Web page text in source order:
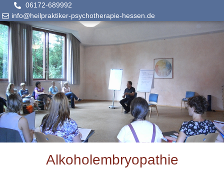
06172-689992
info@heilpraktiker-psychotherapie-hessen.de
Alkoholembryopathie